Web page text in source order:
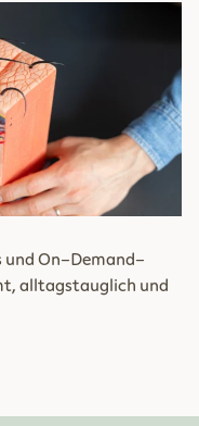
und On-Demand-
alltagstauglich und